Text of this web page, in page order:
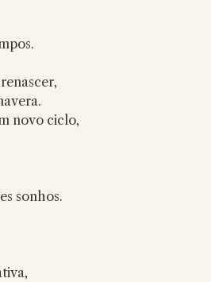
novo ciclo,
sonhos.